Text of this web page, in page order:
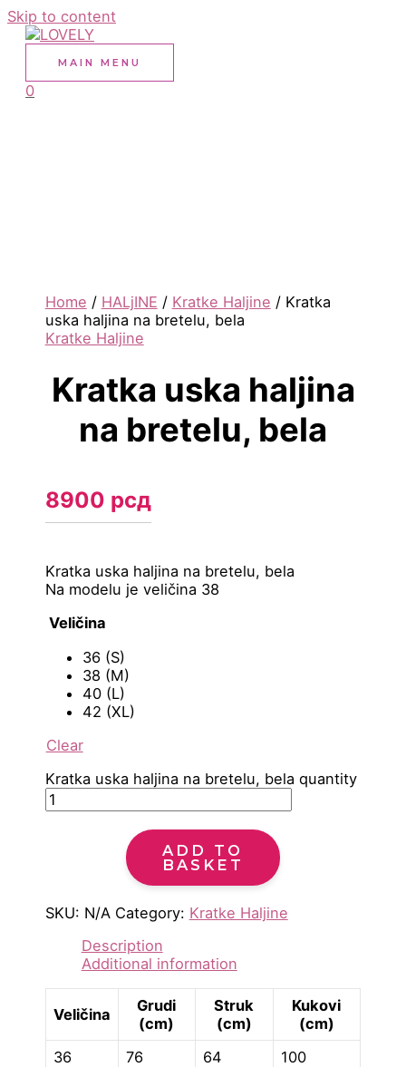
Skip to content
MAIN MENU
0
Home / HALjINE / Kratke Haljine / Kratka
uska haljina na bretelu, bela
Kratke Haljine
Kratka uska haljina
na bretelu, bela
8900 рсд
Kratka uska haljina na bretelu, bela
Na modelu je veličina 38
Veličina
36 (S)
38 (M)
40 (L)
42 (XL)
Clear
Kratka uska haljina na bretelu, bela quantity
ADD TO
BASKET
SKU: N/A Category: Kratke Haljine
Description
Additional information
Veličina
Grudi
(cm)
Struk
(cm)
Kukovi
(cm)
36
76 64
100